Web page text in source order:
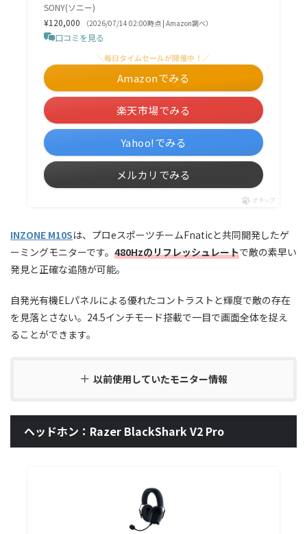
SONY(ソニー)
¥120,000
（2026/07/14 02:00時点 | Amazon調べ）
口コミを見る
＼毎日タイムセールが開催中！／
Amazonでみる
楽天市場でみる
Yahoo!でみる
メルカリでみる
ポチップ
INZONE M10Sは、プロeスポーツチームFnaticと共同開発したゲ
ーミングモニターです。 480Hzのリフレッシュレートで敵の素早い
発見と正確な追随が可能。
自発光有機ELパネルによる優れたコントラストと輝度で敵の存在
を見落とさない。24.5インチモード搭載で一目で画面全体を捉え
ることができます。
以前使用していたモニター情報
ヘッドホン：Razer BlackShark V2 Pro